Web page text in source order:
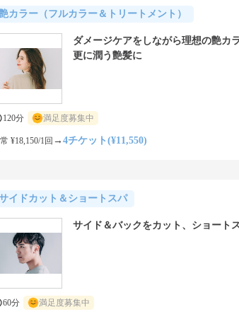
カラー（フルカラー＆トリートメント）
ダメージケアをしながら理想の艶カ
更に潤う艶髪に
120分 満足度募集中
¥18,150/1回 → 4チケット(¥11,550)
イドカット＆ショートスパ
サイド＆バックをカット、ショート
60分 満足度募集中